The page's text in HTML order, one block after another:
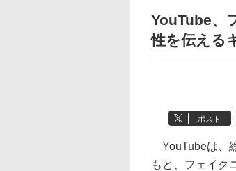
YouTube、
性を伝える
ポスト
YouTubeは、
もと、フェイク